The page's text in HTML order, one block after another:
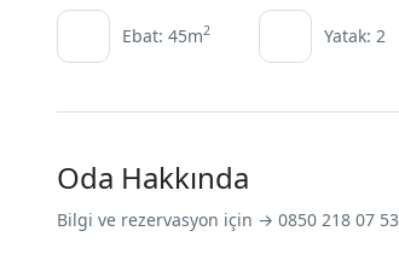
Ebat: 45m2 Yatak: 2
Oda Hakkında
Bilgi ve rezervasyon için → 0850 218 07 53